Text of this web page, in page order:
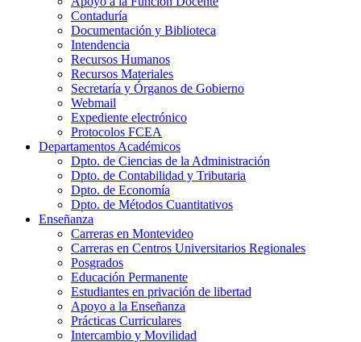
Contaduría
Documentación y Biblioteca
Intendencia
Recursos Humanos
Recursos Materiales
Secretaría y Órganos de Gobierno
Webmail
Expediente electrónico
Protocolos FCEA
Departamentos Académicos
Dpto. de Ciencias de la Administración
Dpto. de Contabilidad y Tributaria
Dpto. de Economía
Dpto. de Métodos Cuantitativos
Enseñanza
Carreras en Montevideo
Carreras en Centros Universitarios Regionales
Posgrados
Educación Permanente
Estudiantes en privación de libertad
Apoyo a la Enseñanza
Prácticas Curriculares
Intercambio y Movilidad